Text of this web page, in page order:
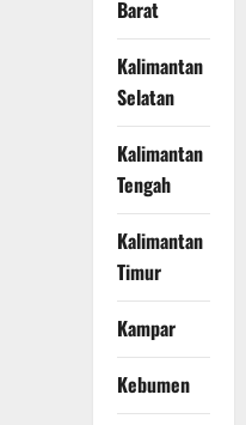
Barat
Kalimantan
Selatan
Kalimantan
Tengah
Kalimantan
Timur
Kampar
Kebumen